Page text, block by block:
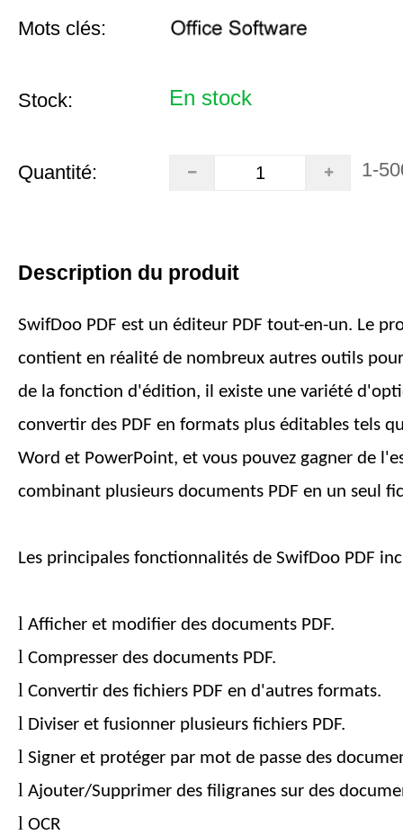
Mots clés:
Stock: En stock
Quantité: 1-
Description du produit
SwifDoo PDF est un éditeur PDF tout-en-un. Le
contient en réalité de nombreux autres outils pour
de la fonction d'édition, il existe une variété
convertir des PDF en formats plus éditables tels
Word et PowerPoint, et vous pouvez gagner de
combinant plusieurs documents PDF en un seul
Les principales fonctionnalités de SwifDoo PDF
l Afficher et modifier des documents PDF.
l Compresser des documents PDF.
l Convertir des fichiers PDF en d'autres formats.
l Diviser et fusionner plusieurs fichiers PDF.
l Signer et protéger par mot de passe des
l Ajouter/Supprimer des filigranes sur des
l OCR